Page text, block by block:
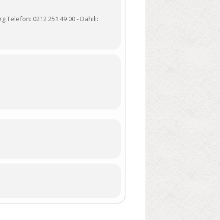
Telefon: 0212 251 49 00 - Dahili: